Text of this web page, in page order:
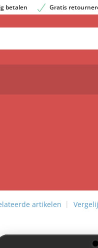
betalen Gratis
artikelen